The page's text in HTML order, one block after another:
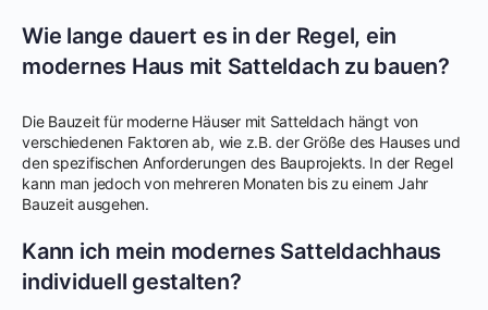
Wie lange dauert es in der Regel, ein
modernes Haus mit Satteldach zu bauen?
Die Bauzeit für moderne Häuser mit Satteldach hängt von
verschiedenen Faktoren ab, wie z.B. der Größe des Hauses und
den spezifischen Anforderungen des Bauprojekts. In der Regel
kann man jedoch von mehreren Monaten bis zu einem Jahr
Bauzeit ausgehen.
Kann ich mein modernes Satteldachhaus
individuell gestalten?